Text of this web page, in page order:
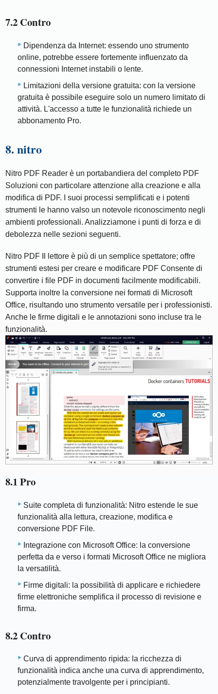
7.2 Contro
Dipendenza da Internet: essendo uno strumento
online, potrebbe essere fortemente influenzato da
connessioni Internet instabili o lente.
Limitazioni della versione gratuita: con la versione
gratuita è possibile eseguire solo un numero limitato di
attività. L'accesso a tutte le funzionalità richiede un
abbonamento Pro.
8. nitro
Nitro PDF Reader è un portabandiera del completo PDF
Soluzioni con particolare attenzione alla creazione e alla
modifica di PDF. I suoi processi semplificati e i potenti
strumenti le hanno valso un notevole riconoscimento negli
ambienti professionali. Analizziamone i punti di forza e di
debolezza nelle sezioni seguenti.
Nitro PDF Il lettore è più di un semplice spettatore; offre
strumenti estesi per creare e modificare PDF Consente di
convertire i file PDF in documenti facilmente modificabili.
Supporta inoltre la conversione nei formati di Microsoft
Office, risultando uno strumento versatile per i professionisti.
Anche le firme digitali e le annotazioni sono incluse tra le
funzionalità.
8.1 Pro
Suite completa di funzionalità: Nitro estende le sue
funzionalità alla lettura, creazione, modifica e
conversione PDF File.
Integrazione con Microsoft Office: la conversione
perfetta da e verso i formati Microsoft Office ne migliora
la versatilità.
Firme digitali: la possibilità di applicare e richiedere
firme elettroniche semplifica il processo di revisione e
firma.
8.2 Contro
Curva di apprendimento ripida: la ricchezza di
funzionalità indica anche una curva di apprendimento,
potenzialmente travolgente per i principianti.